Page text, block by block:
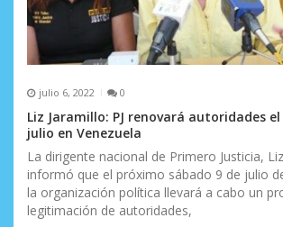
julio 6, 2022 0
Liz Jaramillo: PJ renovará autoridades
julio en Venezuela
La dirigente nacional de Primero Justicia,
informó que el próximo sábado 9 de julio
la organización política llevará a cabo un
legitimación de autoridades,